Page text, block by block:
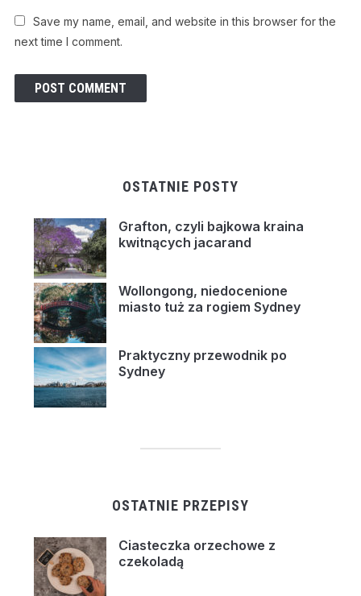
Save my name, email, and website in this browser for the
next time I comment.
OSTATNIE POSTY
Grafton, czyli bajkowa kraina
kwitnących jacarand
Wollongong, niedocenione
miasto tuż za rogiem Sydney
Praktyczny przewodnik po
Sydney
OSTATNIE PRZEPISY
Ciasteczka orzechowe z
czekoladą